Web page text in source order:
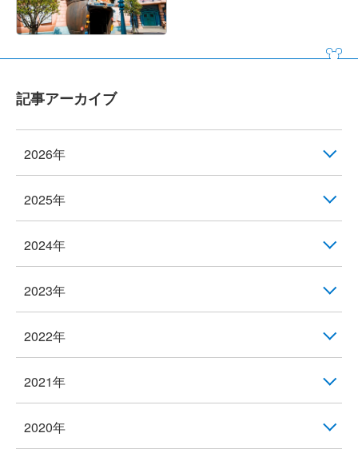
記事アーカイブ
2026年
2025年
2024年
2023年
2022年
2021年
2020年